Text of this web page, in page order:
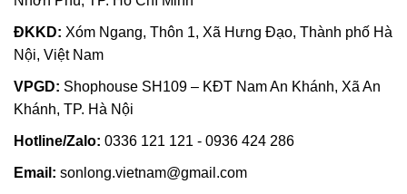
ĐKKD: Xóm Ngang, Thôn 1, Xã Hưng Đạo, Thành phố Hà
Nội, Việt Nam
VPGD: Shophouse SH109 – KĐT Nam An Khánh, Xã An
Khánh, TP. Hà Nội
Hotline/Zalo: 0336 121 121 - 0936 424 286
Email: sonlong.vietnam@gmail.com